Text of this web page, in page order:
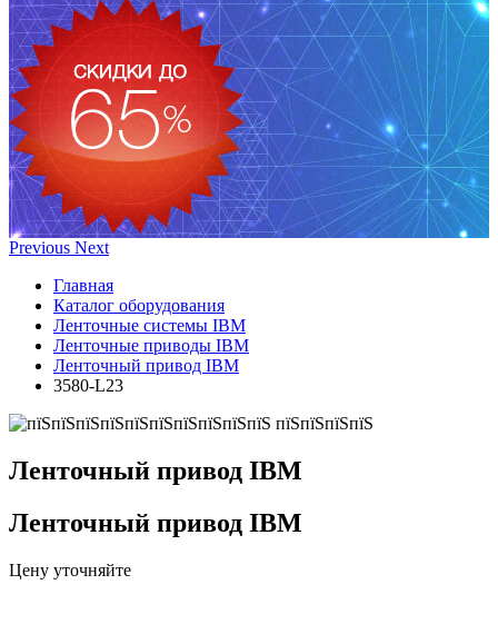
Previous Next
Главная
Каталог оборудования
Ленточные системы IBM
Ленточные приводы IBM
Ленточный привод IBM
3580-L23
Ленточный привод IBM
Ленточный привод IBM
Цену уточняйте